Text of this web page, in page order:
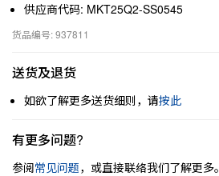
供应商代码: MKT25Q2-SS0545
货品编号: 937811
送货及退货
如欲了解更多送货细则，请按此
有更多问题?
参阅常见问题，或直接联络我们了解更多。